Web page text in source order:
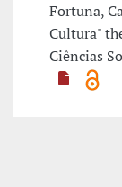
Fortuna,
Cultura"
Ciências